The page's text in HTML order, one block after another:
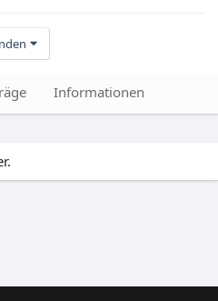
Informationen